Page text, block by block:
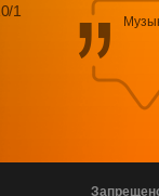
1